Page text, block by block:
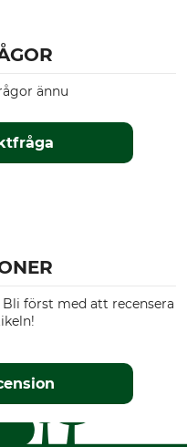
ännu
först med att recensera